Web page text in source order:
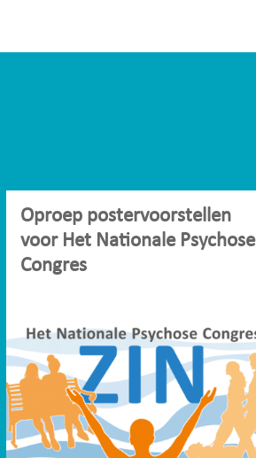
Oproep postervoorstellen
voor Het Nationale Psychose
Congres